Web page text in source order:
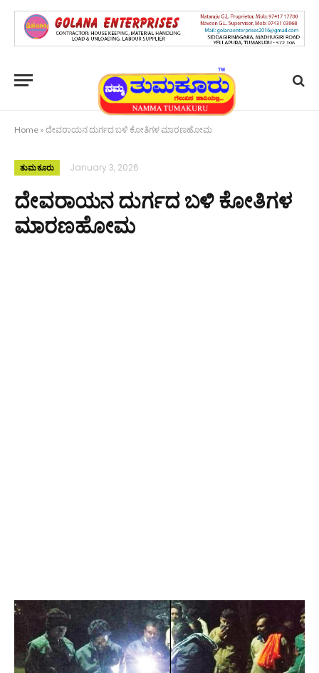
Home » ದೇವರಾಯನ ದುರ್ಗದ ಬಳಿ ಕೋತಿಗಳ ಮಾರಣಹೋಮ
ತುಮಕೂರು January 3, 2026
ದೇವರಾಯನ ದುರ್ಗದ ಬಳಿ ಕೋತಿಗಳ
ಮಾರಣಹೋಮ